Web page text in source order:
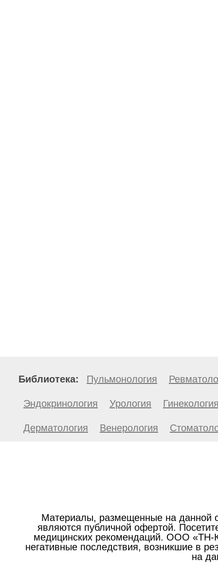
Библиотека: Пульмонология
Эндокринология Урология
Дерматология Венерология
Материалы, размещенные на данной
являются публичной офертой.
медицинских рекомендаций. ООО «ТН-
негативные последствия, возникшие в
на